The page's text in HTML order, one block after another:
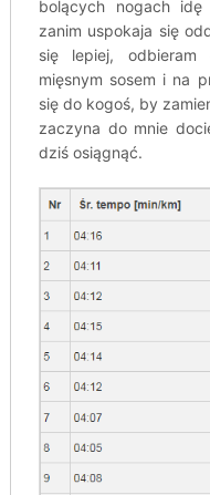
bolących nogach
zanim uspokaja się
się lepiej, odbieram
mięsnym sosem i na
się do kogoś, by
zaczyna do mnie
dziś osiągnąć.